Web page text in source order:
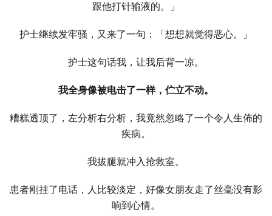
跟他打针输液的。」
护士继续发牢骚，又来了一句：「想想就觉得恶心。」
护士这句话我，让我后背一凉。
我全身像被电击了一样，伫立不动。
糟糕透顶了，左分析右分析，我竟然忽略了一个令人生佈的
疾病。
我拔腿就冲入抢救室。
患者刚挂了电话，人比较淡定，好像女朋友走了丝毫没有影
响到心情。